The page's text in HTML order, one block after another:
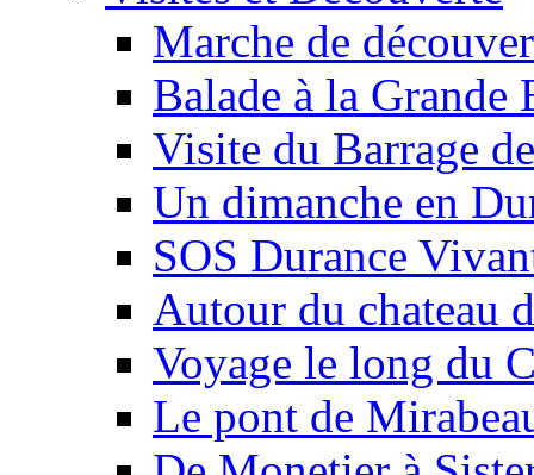
Marche de
Balade à la Grande
Visite du Barrage
Un dimanche en
SOS Durance
Autour du chateau
Voyage le long du
Le pont de